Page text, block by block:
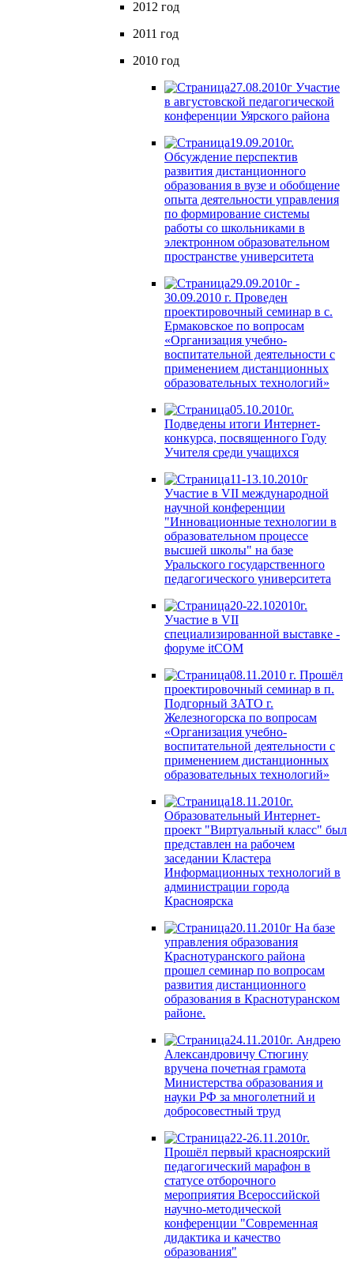
2012 год
2011 год
2010 год
27.08.2010г Участие
в августовской педагогической
конференции Уярского района
19.09.2010г.
Обсуждение перспектив
развития дистанционного
образования в вузе и обобщение
опыта деятельности управления
по формирование системы
работы со школьниками в
электронном образовательном
пространстве университета
29.09.2010г -
30.09.2010 г. Проведен
проектировочный семинар в с.
Ермаковское по вопросам
«Организация учебно-
воспитательной деятельности с
применением дистанционных
образовательных технологий»
05.10.2010г.
Подведены итоги Интернет-
конкурса, посвященного Году
Учителя среди учащихся
11-13.10.2010г
Участие в VII международной
научной конференции
"Инновационные технологии в
образовательном процессе
высшей школы" на базе
Уральского государственного
педагогического университета
20-22.102010г.
Участие в VII
специализированной выставке -
форуме itCOM
08.11.2010 г. Прошёл
проектировочный семинар в п.
Подгорный ЗАТО г.
Железногорска по вопросам
«Организация учебно-
воспитательной деятельности с
применением дистанционных
образовательных технологий»
18.11.2010г.
Образовательный Интернет-
проект "Виртуальный класс" был
представлен на рабочем
заседании Кластера
Информационных технологий в
администрации города
Красноярска
20.11.2010г На базе
управления образования
Краснотуранского района
прошел семинар по вопросам
развития дистанционного
образования в Краснотуранском
районе.
24.11.2010г. Андрею
Александровичу Стюгину
вручена почетная грамота
Министерства образования и
науки РФ за многолетний и
добросовестный труд
22-26.11.2010г.
Прошёл первый красноярский
педагогический марафон в
статусе отборочного
мероприятия Всероссийской
научно-методической
конференции "Современная
дидактика и качество
образования"